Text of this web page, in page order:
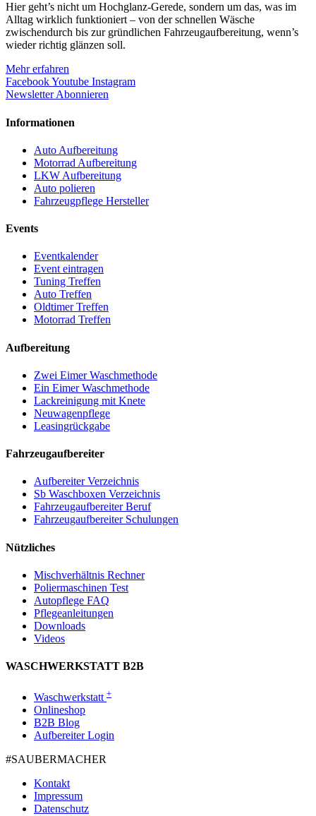
Hier geht’s nicht um Hochglanz-Gerede, sondern um das, was im
Alltag wirklich funktioniert – von der schnellen Wäsche
zwischendurch bis zur gründlichen Fahrzeugaufbereitung, wenn’s
wieder richtig glänzen soll.
Mehr erfahren
FacebookYoutube Instagram
Newsletter Abonnieren
Informationen
Auto Aufbereitung
Motorrad Aufbereitung
LKW Aufbereitung
Auto polieren
Fahrzeugpflege Hersteller
Events
Eventkalender
Event eintragen
Tuning Treffen
Auto Treffen
Oldtimer Treffen
Motorrad Treffen
Aufbereitung
Zwei Eimer Waschmethode
Ein Eimer Waschmethode
Lackreinigung mit Knete
Neuwagenpflege
Leasingrückgabe
Fahrzeugaufbereiter
Aufbereiter Verzeichnis
Sb Waschboxen Verzeichnis
Fahrzeugaufbereiter Beruf
Fahrzeugaufbereiter Schulungen
Nützliches
Mischverhältnis Rechner
Poliermaschinen Test
Autopflege FAQ
Pflegeanleitungen
Downloads
Videos
WASCHWERKSTATT B2B
Waschwerkstatt +
Onlineshop
B2B Blog
Aufbereiter Login
#SAUBER­MACHER
Kontakt
Impressum
Datenschutz